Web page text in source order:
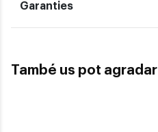
Garanties
També us pot agradar